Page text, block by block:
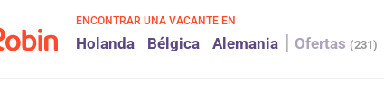
ENCONTRAR UNA VACANTE EN
Holanda Bélgica Alemania Ofertas (231)